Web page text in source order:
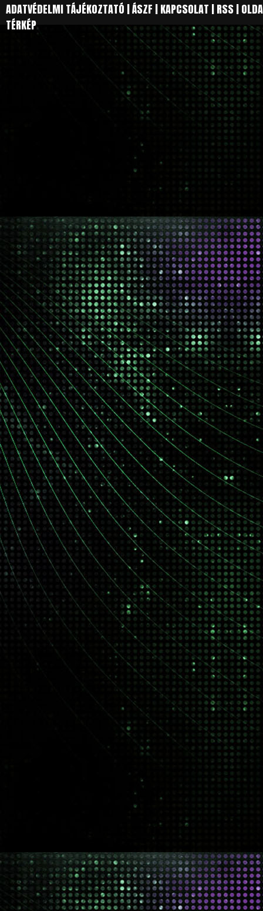
ADATVÉDELMI TÁJÉKOZTATÓ |ÁSZF |KAPCSOLAT |RSS|
TÉRKÉP